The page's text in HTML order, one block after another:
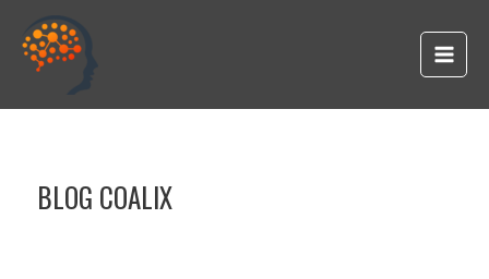
principal
BLOG COALIX